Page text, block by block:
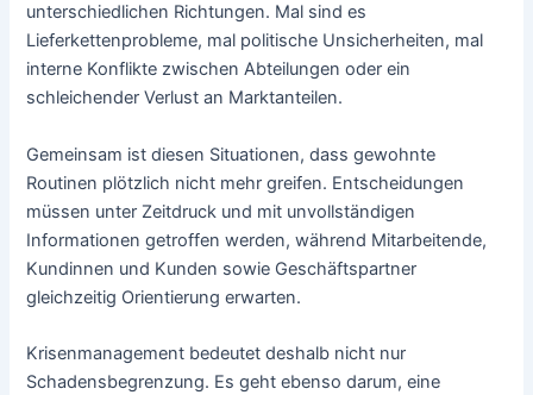
unterschiedlichen Richtungen. Mal sind es
Lieferkettenprobleme, mal politische Unsicherheiten, mal
interne Konflikte zwischen Abteilungen oder ein
schleichender Verlust an Marktanteilen.
Gemeinsam ist diesen Situationen, dass gewohnte
Routinen plötzlich nicht mehr greifen. Entscheidungen
müssen unter Zeitdruck und mit unvollständigen
Informationen getroffen werden, während Mitarbeitende,
Kundinnen und Kunden sowie Geschäftspartner
gleichzeitig Orientierung erwarten.
Krisenmanagement bedeutet deshalb nicht nur
Schadensbegrenzung. Es geht ebenso darum, eine